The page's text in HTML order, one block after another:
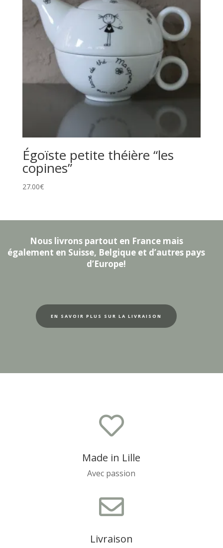
Égoïste petite théière “les
copines”
27.00€
Nous livrons partout en France mais
également en Suisse, Belgique et d’autres pays
d’Europe!
EN SAVOIR PLUS SUR LA LIVRAISON

Made in Lille
Avec passion

Livraison